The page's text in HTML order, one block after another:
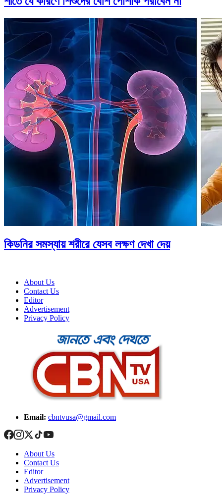
কিডনির সমস্যায় শরীরে যেসব লক্ষণ দেখা দেয়
About Us
Contact Us
Editor
Advertisement
Privacy Policy
Email: cbntvusa@gmail.com
About Us
Contact Us
Editor
Advertisement
Privacy Policy